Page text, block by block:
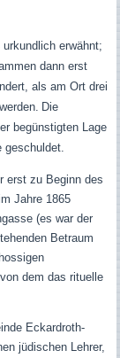
erwähnt;
dann erst
als am Ort drei
Die
begünstigten Lage
erst zu Beginn des
Jahre 1865
(es war der
Betraum
dem das rituelle
Eckardroth-
jüdischen Lehrer,